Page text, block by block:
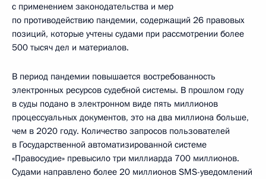
с применением законодательства и мер
по противодействию пандемии, содержащий 26 правовых
позиций, которые учтены судами при рассмотрении более
500 тысяч дел и материалов.
В период пандемии повышается востребованность
электронных ресурсов судебной системы. В прошлом году
в суды подано в электронном виде пять миллионов
процессуальных документов, это на два миллиона больше,
чем в 2020 году. Количество запросов пользователей
в Государственной автоматизированной системе
«Правосудие» превысило три миллиарда 700 миллионов.
Судами направлено более 20 миллионов SMS-уведомлений